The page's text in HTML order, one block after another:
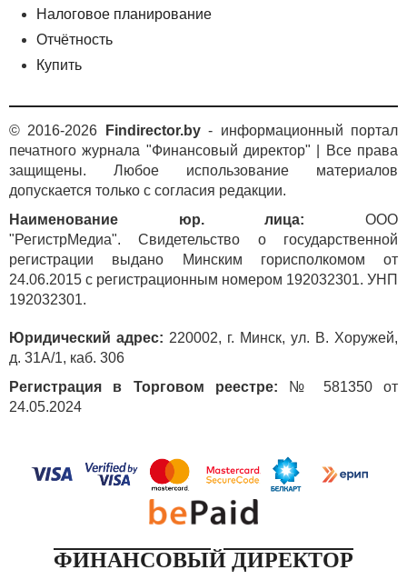
Налоговое планирование
Отчётность
Купить
© 2016-2026 Findirector.by- информационный портал
печатного журнала "Финансовый директор" | Все права
защищены. Любое использование материалов
допускается только с согласия редакции.
Наименование юр. лица: ООО
"РегистрМедиа". Свидетельство о государственной
регистрации выдано Минским горисполкомом от
24.06.2015 с регистрационным номером 192032301. УНП
192032301.
Юридический адрес: 220002, г. Минск, ул. В. Хоружей,
д. 31А/1, каб. 306
Регистрация в Торговом реестре: № 581350 от
24.05.2024
ФИНАНСОВЫЙ ДИРЕКТОР